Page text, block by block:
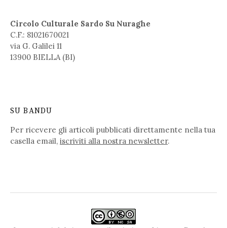
Circolo Culturale Sardo Su Nuraghe
C.F.: 81021670021
via G. Galilei 11
13900 BIELLA (BI)
SU BANDU
Per ricevere gli articoli pubblicati direttamente nella tua
casella email, iscriviti alla nostra newsletter.